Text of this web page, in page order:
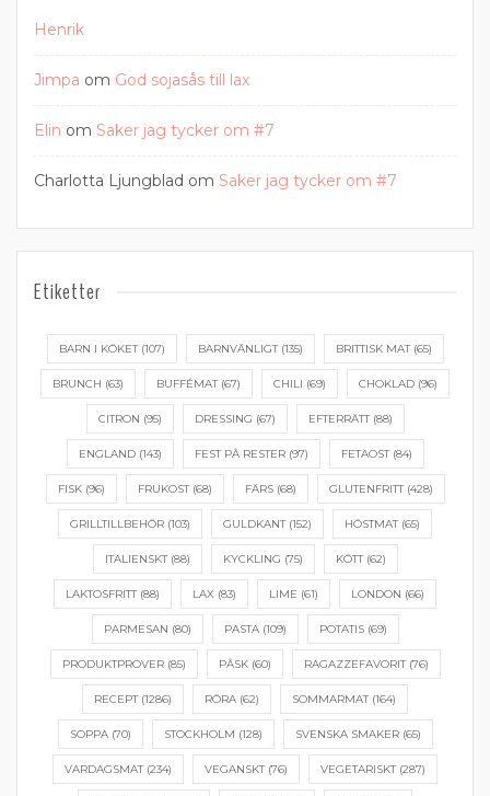
Henrik
Jimpa om God sojasås till lax
Elin om Saker jag tycker om #7
Charlotta Ljungblad om Saker jag tycker om #7
Etiketter
BARN I KÖKET(107) BARNVÄNLIGT(135) BRITTISK MAT(65)
BRUNCH (63) BUFFÉMAT(67) CHILI (69) CHOKLAD (96)
CITRON (95) DRESSING (67) EFTERRÄTT(88)
ENGLAND(143) FEST PÅ RESTER(97) FETAOST(84)
FISK(96) FRUKOST(68) FÄRS(68) GLUTENFRITT(428)
GRILLTILLBEHÖR (103) GULDKANT(152) HÖSTMAT(65)
ITALIENSKT(88) KYCKLING (75) KÖTT(62)
LAKTOSFRITT(88) LAX (83) LIME (61) LONDON (66)
PARMESAN (80) PASTA(109) POTATIS(69)
PRODUKTPROVER(85) PÅSK(60) RAGAZZEFAVORIT(76)
RECEPT(1286) RÖRA (62) SOMMARMAT(164)
SOPPA(70) STOCKHOLM (128) SVENSKA SMAKER(65)
VARDAGSMAT(234) VEGANSKT(76) VEGETARISKT(287)